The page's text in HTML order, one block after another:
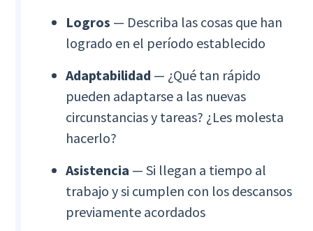
Logros — Describa las cosas que han
logrado en el período establecido
Adaptabilidad — ¿Qué tan rápido
pueden adaptarse a las nuevas
circunstancias y tareas? ¿Les molesta
hacerlo?
Asistencia — Si llegan a tiempo al
trabajo y si cumplen con los descansos
previamente acordados